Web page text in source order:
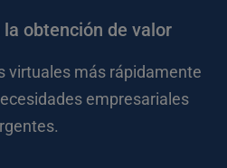
obtención de valor
virtuales más rápidamente
empresariales